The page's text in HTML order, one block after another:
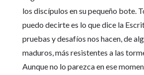
los discípulos en su pequeño bote.
puedo decirte es lo que dice la
pruebas y desafíos nos hacen, de
maduros, más resistentes a las
Aunque no lo parezca en ese